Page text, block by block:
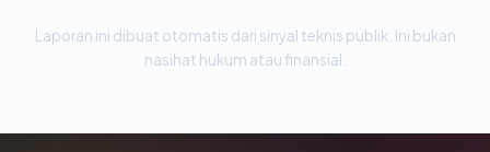
Laporan ini dibuat otomatis dari sinyal teknis publik. Ini bukan
nasihat hukum atau finansial.